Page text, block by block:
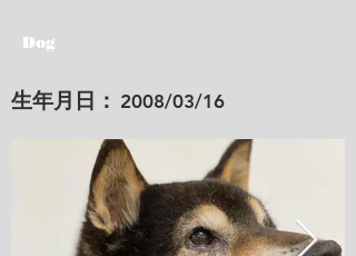
​生年月日： 2008/03/16
Dog